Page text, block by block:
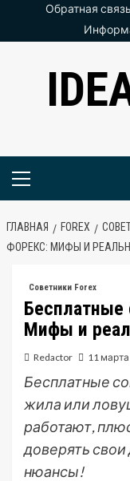
ПерейтиОбратная связь
Основное
ГЛАВНАЯ FOREX
ФОРЕКС: МИФЫ И
Советники Forex
Бесплатные
Мифы и
Redactor 11
Бесплатные
жила или
работают,
доверять
нюансы!